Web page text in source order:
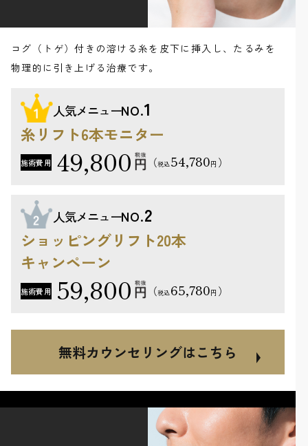
コグ（トゲ）付きの溶ける糸を皮下に挿入し、たるみを
物理的に引き上げる治療です。
人気メニューNO.1
糸リフト6本モニター
施術費用 49,800 （税込54,780円 ）
人気メニューNO.2
ショッピングリフト20本
キャンペーン
施術費用 59,800 （税込65,780円 ）
無料カウンセリングはこちら